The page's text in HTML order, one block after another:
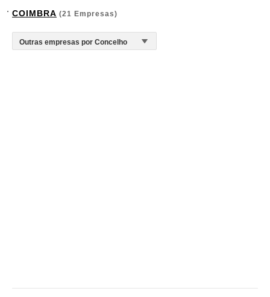
COIMBRA (21 Empresas)